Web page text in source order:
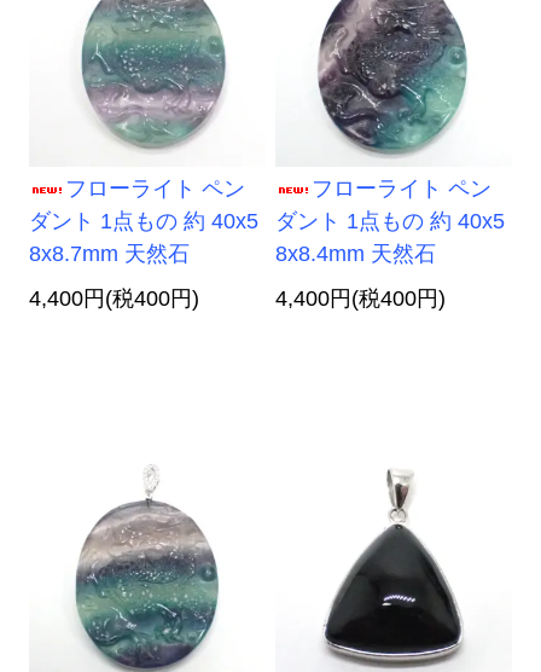
フローライト ペン
ダント 1点もの 約 40x5
8x8.7mm 天然石
4,400円(税400円)
フローライト ペン
ダント 1点もの 約 40x5
8x8.4mm 天然石
4,400円(税400円)